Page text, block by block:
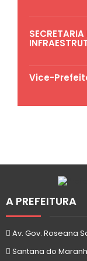
Vice-
A PREFEITURA
Av. Gov. Roseana
Santana do